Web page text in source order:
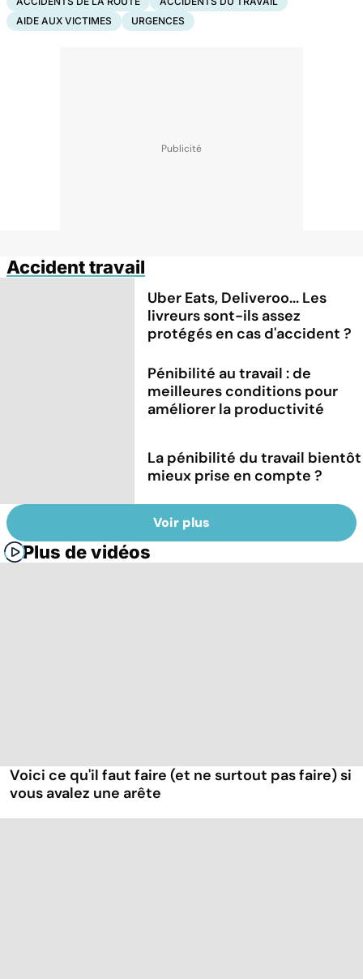
AIDE AUX VICTIMES
URGENCES
Accident travail
Uber Eats, Deliveroo... Les
livreurs sont-ils assez
protégés en cas d'accident ?
Pénibilité au travail : de
meilleures conditions pour
améliorer la productivité
La pénibilité du travail bientôt
mieux prise en compte ?
Voir plus
Plus de vidéos
Voici ce qu'il faut faire (et ne surtout pas faire) si
vous avalez une arête